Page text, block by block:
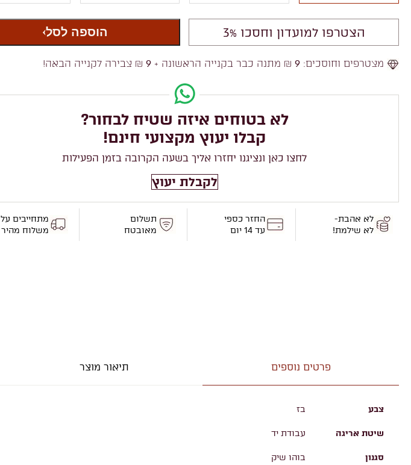
הצטרפו למועדון וחסכו 3% הוספה לסל
מצטרפים וחוסכים: 9 ₪ מתנה כבר בקנייה הראשונה + 9 ₪ צבירה לקנייה הבאה!
לא בטוחים איזה שטיח לבחור?
קבלו יעוץ מקצועי חינם!
לחצו כאן ונציגנו יחזרו אליך בשעה הקרובה בזמן הפעילות
לקבלת יעוץ
לא אהבת-
לא שילמת!
החזר כספי
עד 14 יום
תשלום
מאובטח
מתחייבים על
משלוח מהיר
פרטים נוספים תיאור מוצר
צבע בז
שיטת אריגה עבודת יד
סגנון בוהו שיק